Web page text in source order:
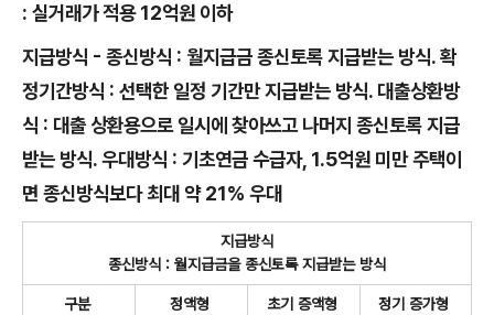
: 실거래가 적용 12억원 이하
지급방식 - 종신방식 : 월지급금 종신토록 지급받는 방식. 확
정기간방식 : 선택한 일정 기간만 지급받는 방식. 대출상환방
식 : 대출 상환용으로 일시에 찾아쓰고 나머지 종신토록 지급
받는 방식. 우대방식 : 기초연금 수급자, 1.5억원 미만 주택이
면 종신방식보다 최대 약 21% 우대
지급방식
종신방식 : 월지급금을 종신토록 지급받는 방식
구분 정액형 초기 증액형 정기 증가형